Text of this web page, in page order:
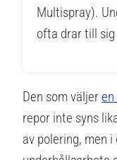
Multispray).
ofta drar till
Den som väljer
repor inte syns
av polering, men